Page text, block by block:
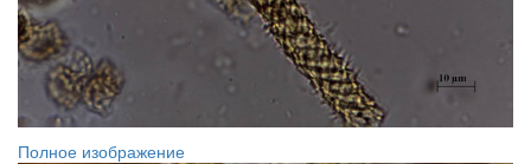
Полное изображение